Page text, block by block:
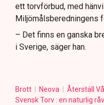
ett torvförbud, med
Miljömålsberedningens
– Det finns en ganska
i Sverige, säger han.
Brott Neova
Återställ
Svensk Torv : en naturlig